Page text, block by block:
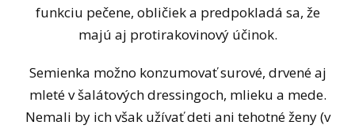
funkciu pečene, obličiek a predpokladá sa, že
majú aj protirakovinový účinok.
Semienka možno konzumovať surové, drvené aj
mleté v šalátových dressingoch, mlieku a mede.
Nemali by ich však užívať deti ani tehotné ženy (v